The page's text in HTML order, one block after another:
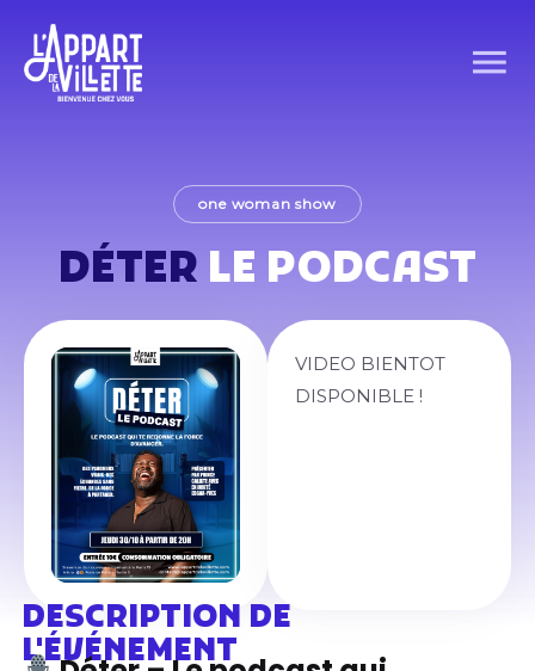
one woman show
DÉTER LE PODCAST
VIDEO BIENTOT
DISPONIBLE !
DESCRIPTION DE
L'ÉVÉNEMENT